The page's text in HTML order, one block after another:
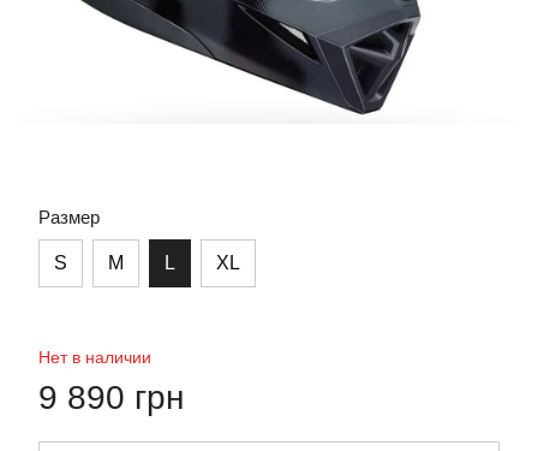
Размер
S M L XL
Нет в наличии
9 890 грн